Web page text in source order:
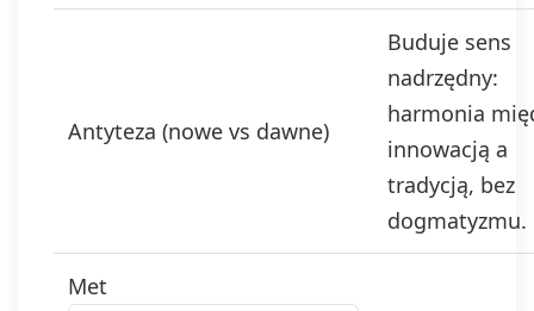
Antyteza (nowe vs dawne)
Buduje sens
nadrzędny:
harmonia
innowacją a
tradycją, bez
dogmatyzmu.
Met